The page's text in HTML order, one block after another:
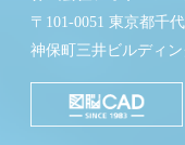
〒101-0051 東京都千
神保町三井ビルディン